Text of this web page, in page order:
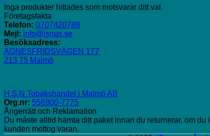
Inga produkter hittades som motsvarar ditt val.
Företagsfakta
Telefon: 0707420789
Mejl: info@isnus.se
Besöksadress:
AGNESFRIDSVÄGEN 177
213 75 Malmö
H.S.N Tobakshandel i Malmö AB
Org.nr: 556900-7775
Ångerrätt och Reklamation
Du måste alltid hämta ditt paket innan du returnerar, om
kunden mottog varan.